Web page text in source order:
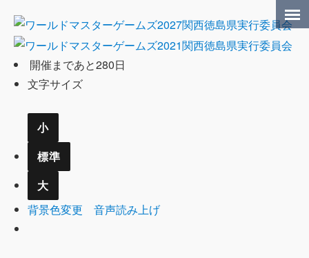
開催まであと280日
文字サイズ
小
標準
大
背景色変更 音声読み上げ